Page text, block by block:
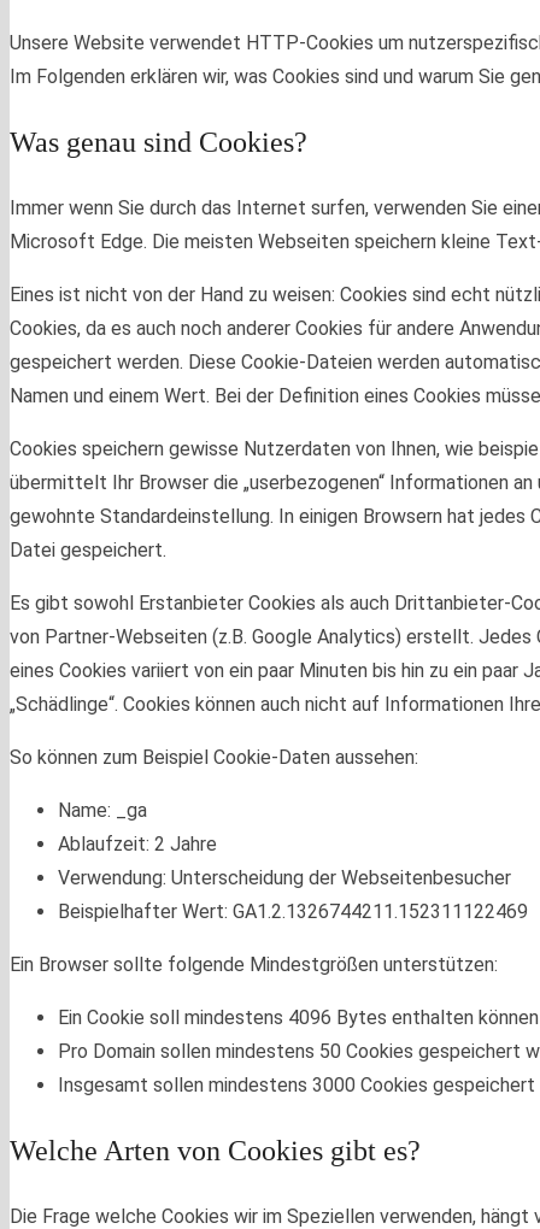
Unsere Website verwendet HTTP-Cookies um
Im Folgenden erklären wir, was Cookies sind und warum Sie
Was genau sind Cookies?
Immer wenn Sie durch das Internet surfen, verwenden Sie
Microsoft Edge. Die meisten Webseiten speichern kleine
Eines ist nicht von der Hand zu weisen: Cookies sind echt
Cookies, da es auch noch anderer Cookies für andere
gespeichert werden. Diese Cookie-Dateien werden
Namen und einem Wert. Bei der Definition eines Cookies
Cookies speichern gewisse Nutzerdaten von Ihnen, wie
übermittelt Ihr Browser die „userbezogenen“ Informationen
gewohnte Standardeinstellung. In einigen Browsern hat jedes
Datei gespeichert.
Es gibt sowohl Erstanbieter Cookies als auch Drittanbieter-
von Partner-Webseiten (z.B. Google Analytics) erstellt.
eines Cookies variiert von ein paar Minuten bis hin zu ein paar
„Schädlinge“. Cookies können auch nicht auf Informationen
So können zum Beispiel Cookie-Daten aussehen:
Name: _ga
Ablaufzeit: 2 Jahre
Verwendung: Unterscheidung der Webseitenbesucher
Beispielhafter Wert: GA1.2.1326744211.152311122469
Ein Browser sollte folgende Mindestgrößen unterstützen:
Ein Cookie soll mindestens 4096 Bytes enthalten können
Pro Domain sollen mindestens 50 Cookies gespeichert
Insgesamt sollen mindestens 3000 Cookies gespeichert
Welche Arten von Cookies gibt es?
Die Frage welche Cookies wir im Speziellen verwenden,